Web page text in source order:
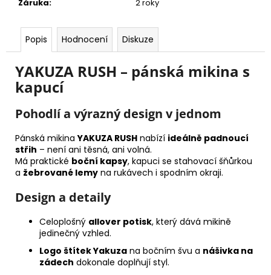
Záruka: 2 roky
Popis Hodnocení Diskuze
YAKUZA RUSH – pánská mikina s
kapucí
Pohodlí a výrazný design v jednom
Pánská mikinaYAKUZA RUSH nabízí ideálně padnoucí
střih – není ani těsná, ani volná.
Má praktické boční kapsy, kapuci se stahovací šňůrkou
a žebrované lemy na rukávech i spodním okraji.
Design a detaily
Celoplošný allover potisk, který dává mikině
jedinečný vzhled.
Logo štítek Yakuza na bočním švu a nášivka na
zádech dokonale doplňují styl.